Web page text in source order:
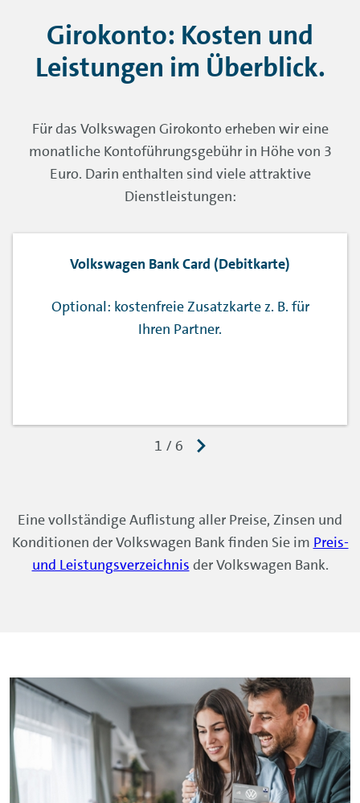
Girokonto: Kosten und
Leistungen im Überblick.
Für das Volkswagen Girokonto erheben wir eine
monatliche Kontoführungsgebühr in Höhe von 3
Euro. Darin enthalten sind viele attraktive
Dienstleistungen:
Volkswagen Bank Card (Debitkarte)
Optional: kostenfreie Zusatzkarte z. B. für
Ihren Partner.
Eine vollständige Auflistung aller Preise, Zinsen und
Konditionen der Volkswagen Bank finden Sie im Preis-
und Leistungsverzeichnis der Volkswagen Bank.